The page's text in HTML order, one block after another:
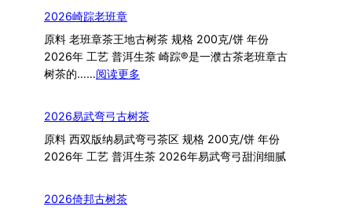
2026崎踪老班章
原料 老班章茶王地古树茶 规格 200克/饼 年份
2026年 工艺 普洱生茶 崎踪®是一濮古茶老班章古
树茶的……阅读更多
踪
老
班
2026易武弯弓古树茶
原料 西双版纳易武弯弓茶区 规格 200克/饼 年份
2026年 工艺 普洱生茶 2026年易武弯弓甜润细腻
2026倚邦古树茶